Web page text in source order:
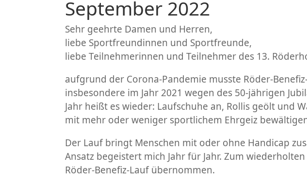
September 2022
Sehr geehrte Damen und Herren,
liebe Sportfreundinnen und Sportfreunde,
liebe Teilnehmerinnen und Teilnehmer des 13.
aufgrund der Corona-Pandemie musste Röder-
insbesondere im Jahr 2021 wegen des 50-jährigen
Jahr heißt es wieder: Laufschuhe an, Rollis geölt und
mit mehr oder weniger sportlichem Ehrgeiz
Der Lauf bringt Menschen mit oder ohne Handicap
Ansatz begeistert mich Jahr für Jahr. Zum
Röder-Benefiz-Lauf übernommen.